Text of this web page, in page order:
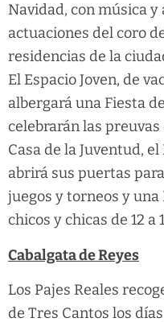
Navidad, con música
actuaciones del coro
residencias de la
El Espacio Joven, de
albergará una Fiesta
celebrarán las
Casa de la Juventud,
abrirá sus puertas
juegos y torneos y una
chicos y chicas de 12 a
Cabalgata de Reyes
Los Pajes Reales
de Tres Cantos los